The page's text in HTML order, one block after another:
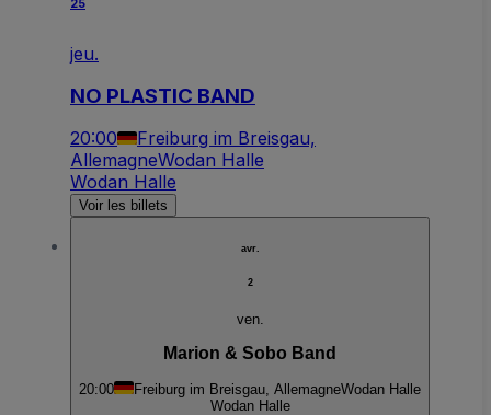
25
jeu.
NO PLASTIC BAND
20:00
Freiburg im Breisgau,
AllemagneWodan Halle
Wodan Halle
Voir les billets
avr.
2
ven.
Marion & Sobo Band
20:00 Freiburg im Breisgau, AllemagneWodan Halle
Wodan Halle